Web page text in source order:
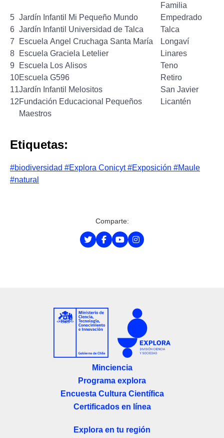
Familia
5 Jardín Infantil Mi Pequeño Mundo
Empedrado
6 Jardín Infantil Universidad de Talca
Talca
7
Escuela Angel Cruchaga Santa María
Longaví
8
Escuela Graciela Letelier
Linares
9
Escuela Los Alisos
Teno
10Escuela G596
Retiro
11Jardín Infantil Melositos
San Javier
12Fundación Educacional Pequeños
Maestros
Licantén
Etiquetas:
#biodiversidad #Explora Conicyt#Exposición #Maule
#natural
Comparte:
Minciencia
Programa explora
Encuesta Cultura Científica
Certificados en línea
Explora en tu región